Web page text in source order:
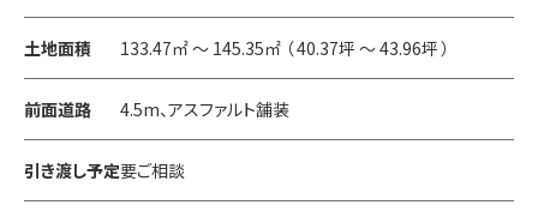
土地面積 133.47㎡ 〜 145.35㎡ （ 40.37坪 〜 43.96坪 ）
前面道路 4.5m、アスファルト舗装
引き渡し予定要ご相談